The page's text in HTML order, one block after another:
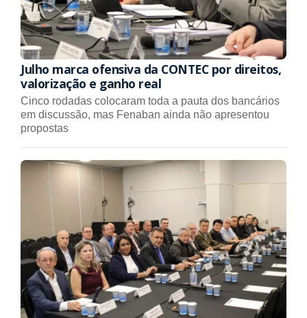
Julho marca ofensiva da CONTEC por direitos,
valorização e ganho real
Cinco rodadas colocaram toda a pauta dos bancários
em discussão, mas Fenaban ainda não apresentou
propostas